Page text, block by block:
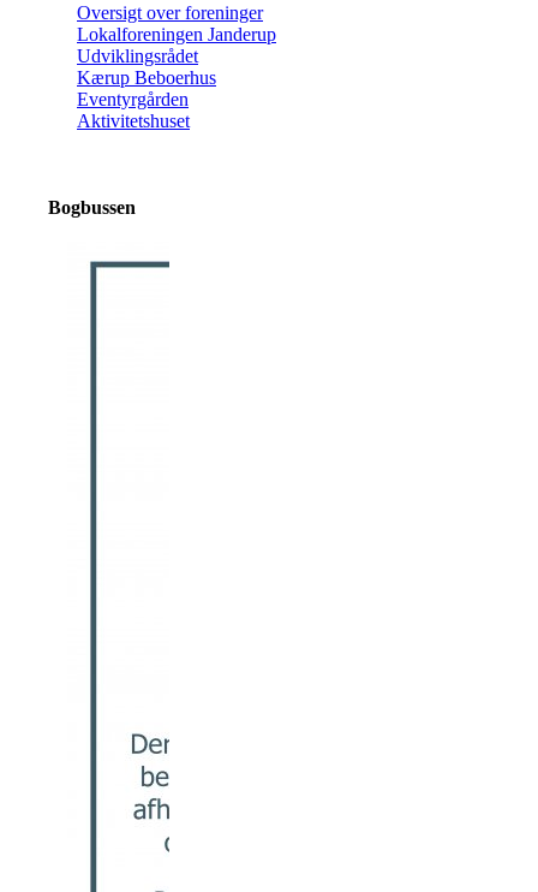
Oversigt over foreninger
Lokalforeningen Janderup
Udviklingsrådet
Kærup Beboerhus
Eventyrgården
Aktivitetshuset
Bogbussen